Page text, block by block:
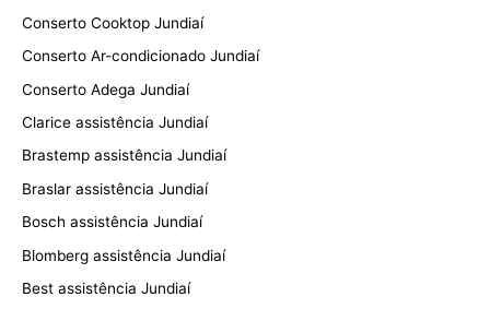
Conserto Cooktop Jundiaí
Conserto Ar-condicionado Jundiaí
Conserto Adega Jundiaí
Clarice assistência Jundiaí
Brastemp assistência Jundiaí
Braslar assistência Jundiaí
Bosch assistência Jundiaí
Blomberg assistência Jundiaí
Best assistência Jundiaí